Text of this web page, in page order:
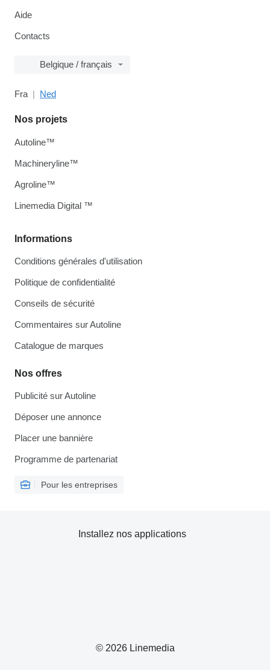
Aide
Contacts
Belgique / français
Fra Ned
Informations
Conditions générales d'utilisation
Politique de confidentialité
Conseils de sécurité
Commentaires sur Autoline
Catalogue de marques
Nos offres
Publicité sur Autoline
Déposer une annonce
Placer une bannière
Programme de partenariat
Pour les entreprises
Nos projets
Autoline™
Machineryline™
Agroline™
Linemedia Digital ™
© 2026 Linemedia
Installez nos applications